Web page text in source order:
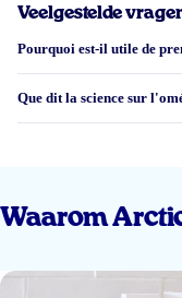
tevreden.
Veelgestelde
Pourquoi est-il utile de
Que dit la science sur
Waarom